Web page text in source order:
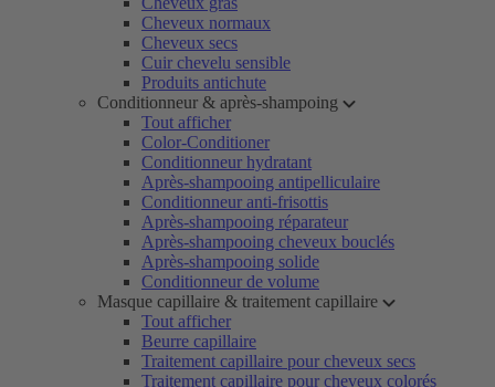
Cheveux normaux
Cheveux secs
Cuir chevelu sensible
Produits antichute
Conditionneur & après-shampoing
Tout afficher
Color-Conditioner
Conditionneur hydratant
Après-shampooing antipelliculaire
Conditionneur anti-frisottis
Après-shampooing réparateur
Après-shampooing cheveux bouclés
Après-shampooing solide
Conditionneur de volume
Masque capillaire & traitement capillaire
Tout afficher
Beurre capillaire
Traitement capillaire pour cheveux secs
Traitement capillaire pour cheveux colorés